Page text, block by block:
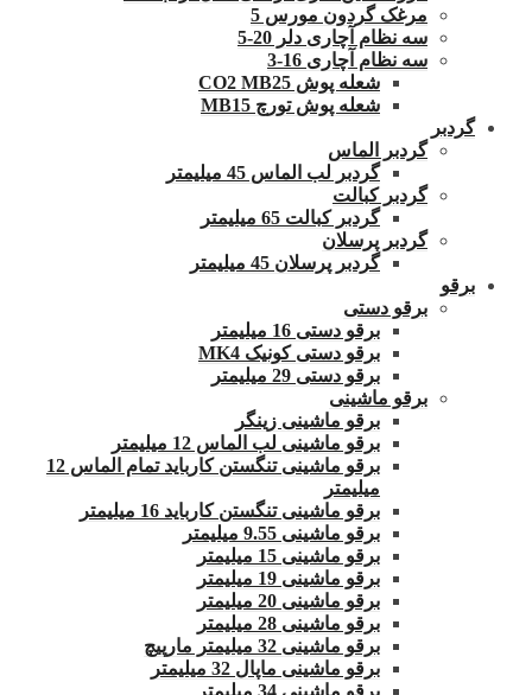
مرغک گردون مورس 5
سه نظام آچاری دلر 20-5
سه نظام آچاری 16-3
شعله پوش CO2 MB25
شعله پوش تورچ MB15
گردبر
گردبر الماس
گردبر لب الماس 45 میلیمتر
گردبر کبالت
گردبر کبالت 65 میلیمتر
گردبر پرسلان
گردبر پرسلان 45 میلیمتر
برقو
برقو دستی
برقو دستی 16 میلیمتر
برقو دستی کونیک MK4
برقو دستی 29 میلیمتر
برقو ماشینی
برقو ماشینی زینگر
برقو ماشینی لب الماس 12 میلیمتر
برقو ماشینی تنگستن کارباید تمام الماس 12
میلیمتر
برقو ماشینی تنگستن کارباید 16 میلیمتر
برقو ماشینی 9.55 میلیمتر
برقو ماشینی 15 میلیمتر
برقو ماشینی 19 میلیمتر
برقو ماشینی 20 میلیمتر
برقو ماشینی 28 میلیمتر
برقو ماشینی 32 میلیمتر مارپیچ
برقو ماشینی ماپال 32 میلیمتر
برقو ماشینی 34 میلیمتر